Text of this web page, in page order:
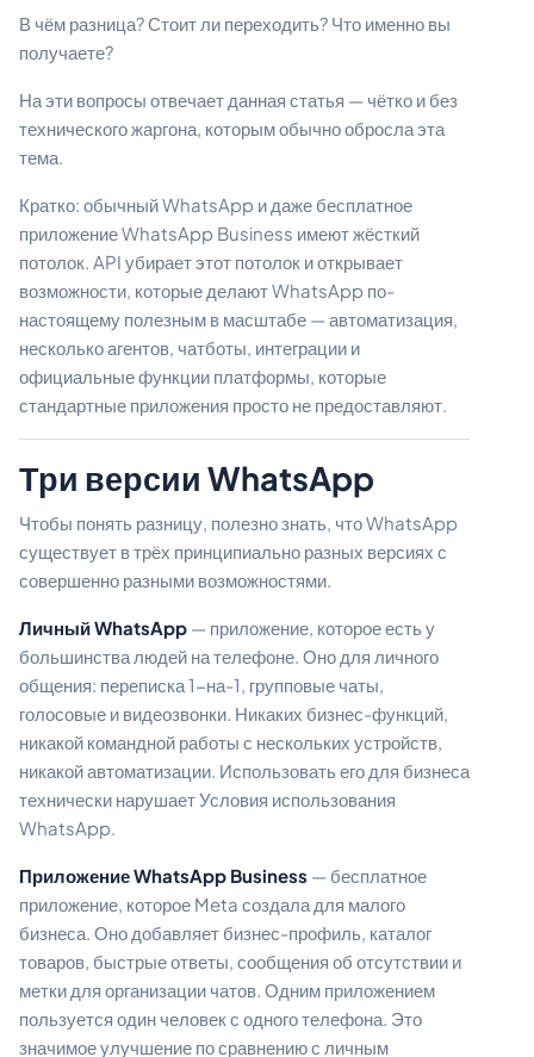
В чём разница? Стоит ли переходить? Что именно вы
получаете?
На эти вопросы отвечает данная статья — чётко и без
технического жаргона, которым обычно обросла эта
тема.
Кратко: обычный WhatsApp и даже бесплатное
приложение WhatsApp Business имеют жёсткий
потолок. API убирает этот потолок и открывает
возможности, которые делают WhatsApp по-
настоящему полезным в масштабе — автоматизация,
несколько агентов, чатботы, интеграции и
официальные функции платформы, которые
стандартные приложения просто не предоставляют.
Три версии WhatsApp
Чтобы понять разницу, полезно знать, что WhatsApp
существует в трёх принципиально разных версиях с
совершенно разными возможностями.
Личный WhatsApp — приложение, которое есть у
большинства людей на телефоне. Оно для личного
общения: переписка 1-на-1, групповые чаты,
голосовые и видеозвонки. Никаких бизнес-функций,
никакой командной работы с нескольких устройств,
никакой автоматизации. Использовать его для бизнеса
технически нарушает Условия использования
WhatsApp.
Приложение WhatsApp Business — бесплатное
приложение, которое Meta создала для малого
бизнеса. Оно добавляет бизнес-профиль, каталог
товаров, быстрые ответы, сообщения об отсутствии и
метки для организации чатов. Одним приложением
пользуется один человек с одного телефона. Это
значимое улучшение по сравнению с личным